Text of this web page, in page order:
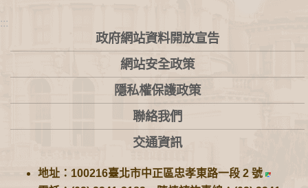
:::
政府網站資料開放宣告
網站安全政策
隱私權保護政策
聯絡我們
交通資訊
地址：100216臺北市中正區忠孝東路一段 2 號